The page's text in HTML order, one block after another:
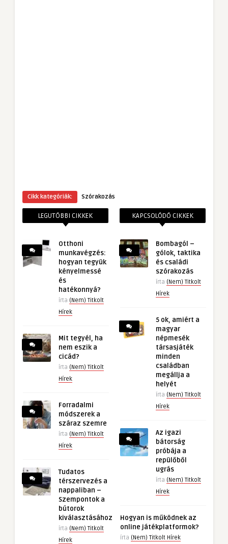
Cikk kategóriák: Szórakozás
LEGUTÓBBI CIKKEK
Otthoni
munkavégzés:
hogyan tegyük
kényelmessé
és
hatékonnyá?
írta (Nem) Titkolt
Hírek
Mit tegyél, ha
nem eszik a
cicád?
írta (Nem) Titkolt
Hírek
Forradalmi
módszerek a
száraz szemre
írta (Nem) Titkolt
Hírek
Tudatos
térszervezés a
nappaliban –
Szempontok a
bútorok
kiválasztásához
írta (Nem) Titkolt
Hírek
KAPCSOLÓDÓ CIKKEK
Bombagól –
gólok, taktika
és családi
szórakozás
írta (Nem) Titkolt
Hírek
5 ok, amiért a
magyar
népmesék
társasjáték
minden
családban
megállja a
helyét
írta (Nem) Titkolt
Hírek
Az igazi
bátorság
próbája a
repülőből
ugrás
írta (Nem) Titkolt
Hírek
Hogyan is működnek az
online játékplatformok?
írta (Nem) Titkolt Hírek